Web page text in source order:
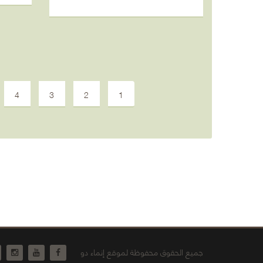
1
2
3
4
جميع الحقوق محفوظة لموقع إنماء دو